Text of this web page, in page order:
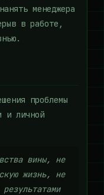
менеджера
в работе,
проблемы
и личной
вины, не
жизнь, не